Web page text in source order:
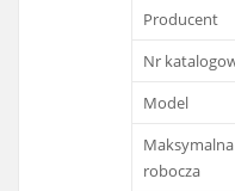
Producent
Nr
Model
robocza